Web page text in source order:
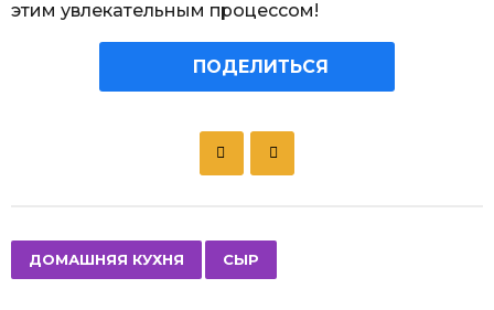
этим увлекательным процессом!
ПОДЕЛИТЬСЯ
a
ДОМАШНЯЯ КУХНЯ СЫР